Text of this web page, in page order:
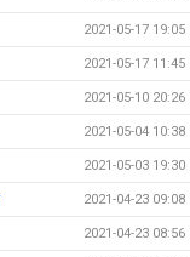
2021-05-17 19:05
2021-05-17 11:45
2021-05-10 20:26
2021-05-04 10:38
2021-05-03 19:30
2021-04-23 09:08
2021-04-23 08:56